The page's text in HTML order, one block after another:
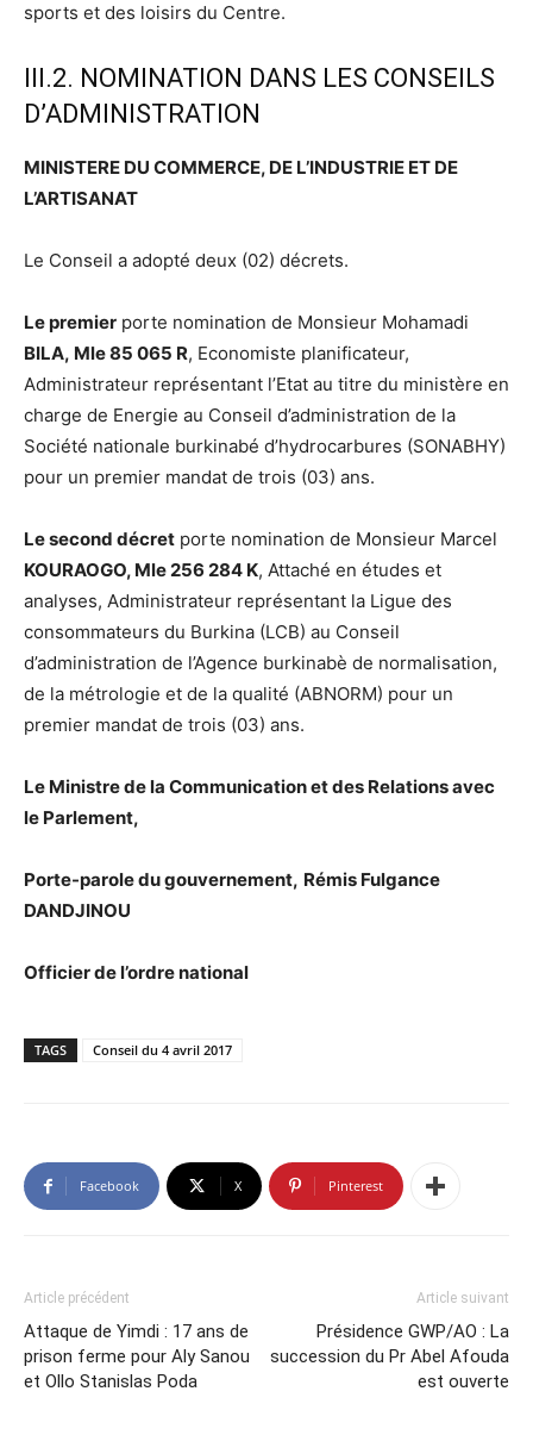
sports et des loisirs du Centre.
III.2. NOMINATION DANS LES CONSEILS
D’ADMINISTRATION
MINISTERE DU COMMERCE, DE L’INDUSTRIE ET DE
L’ARTISANAT
Le Conseil a adopté deux (02) décrets.
Le premier porte nomination de Monsieur Mohamadi
BILA, Mle 85 065 R, Economiste planificateur,
Administrateur représentant l’Etat au titre du ministère en
charge de Energie au Conseil d’administration de la
Société nationale burkinabé d’hydrocarbures (SONABHY)
pour un premier mandat de trois (03) ans.
Le second décret porte nomination de Monsieur Marcel
KOURAOGO, Mle 256 284 K, Attaché en études et
analyses, Administrateur représentant la Ligue des
consommateurs du Burkina (LCB) au Conseil
d’administration de l’Agence burkinabè de normalisation,
de la métrologie et de la qualité (ABNORM) pour un
premier mandat de trois (03) ans.
Le Ministre de la Communication et des Relations avec
le Parlement,
Porte-parole du gouvernement, Rémis Fulgance
DANDJINOU
Officier de l’ordre national
TAGS Conseil du 4 avril 2017
Facebook X Pinterest
Article précédent
Attaque de Yimdi : 17 ans de
prison ferme pour Aly Sanou
et Ollo Stanislas Poda
Article suivant
Présidence GWP/AO : La
succession du Pr Abel Afouda
est ouverte